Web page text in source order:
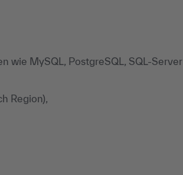
wie MySQL, PostgreSQL, SQL-Server
Region),